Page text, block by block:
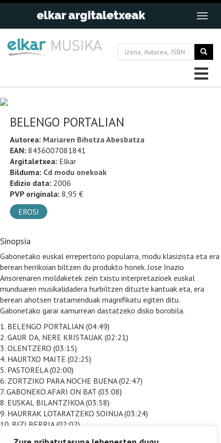
BELENGO PORTALIAN
Autorea: Mariaren Bihotza Abesbatza
EAN: 8436007081841
Argitaletxea: Elkar
Bilduma: Cd modu onekoak
Edizio data: 2006
PVP originala: 8,95 €
EROSI
Sinopsia
Gabonetako euskal errepertorio popularra, modu klasizista eta era
berean herrikoian biltzen du produkto honek. Jose Inazio
Ansorenaren moldaketek zein txistu interpretazioek euskal
munduaren musikalidadera hurbiltzen dituzte kantuak eta, era
berean ahotsen tratamenduak magnifikatu egiten ditu.
Gabonetako garai xamurrean dastatzeko disko borobila.
1. BELENGO PORTALIAN (04:49)
2. GAUR DA, NERE KRISTAUAK (02:21)
3. OLENTZERO (03:15)
4. HAURTXO MAITE (02:25)
5. PASTORELA (02:00)
6. ZORTZIKO PARA NOCHE BUENA (02:47)
7. GABONEKO AFARI ON BAT (03:08)
8. EUSKAL BILANTZIKOA (03:58)
9. HAURRAK LOTARATZEKO SOINUA (03:24)
10. BIZI BERRIA (02:02)